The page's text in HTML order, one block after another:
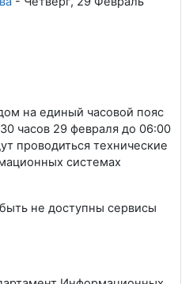
на единый часовой пояс
часов 29 февраля до 06:00
проводиться технические
системах
не доступны сервисы